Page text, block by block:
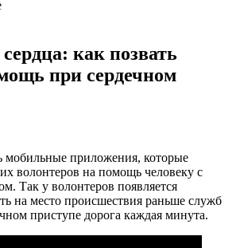
как позвать
при сердечном
мобильные приложения, которые
волонтеров на помощь человеку с
Так у волонтеров появляется
на место происшествия раньше служб
приступе дорога каждая минута.